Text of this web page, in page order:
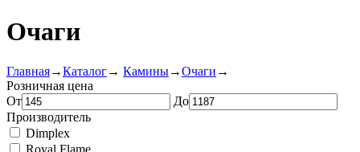
Очаги
Главная→Каталог→ Камины→Очаги →
Розничная цена
От
До
Производитель
Dimplex
Royal Flame